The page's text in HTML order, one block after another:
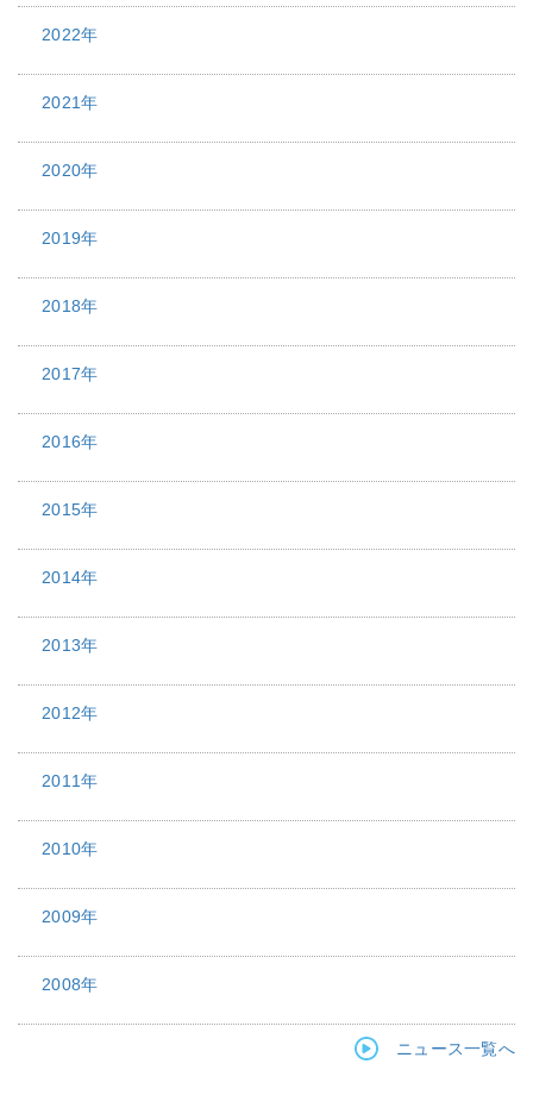
2022年
2021年
2020年
2019年
2018年
2017年
2016年
2015年
2014年
2013年
2012年
2011年
2010年
2009年
2008年
ニュース一覧へ